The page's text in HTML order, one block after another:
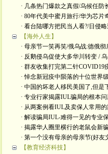
· 几条热门爆款之真假/乌候任防
· 80年代美中蜜月旅行/华为芯片
· 看台陆哪方把民当人看?/日侵略
【海外人生】
· 母亲节一笑再笑/俄乌战:德俄彻
· 反鹅侵乌促使大多华川转变 / 乌
· 群友收集打完第二针COVID19
· 悼念新冠疫中陨落的十位世界
· 中国的坏老人移民美国了,但是
· 专业行家揭露IUL骗局的根本问
· 从两案例看IUL及卖保人常用的
· 解读骗局IUL-难得一见的专业
· 揭露华人圈里横行的老鼠会新
· 第一个没有母亲的母亲节(好友
【教育经济科技】